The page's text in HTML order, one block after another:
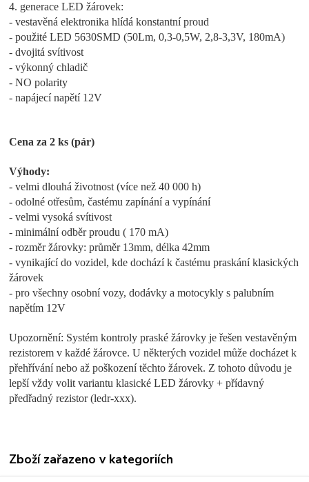
4. generace LED žárovek:
- vestavěná elektronika hlídá konstantní proud
- použité LED 5630SMD (50Lm, 0,3-0,5W, 2,8-3,3V, 180mA)
- dvojitá svítivost
- výkonný chladič
- NO polarity
- napájecí napětí 12V
Cena za 2 ks (pár)
Výhody:
- velmi dlouhá životnost (více než 40 000 h)
- odolné otřesům, častému zapínání a vypínání
- velmi vysoká svítivost
- minimální odběr proudu ( 170 mA)
- rozměr žárovky: průměr 13mm, délka 42mm
- vynikající do vozidel, kde dochází k častému praskání klasických
žárovek
- pro všechny osobní vozy, dodávky a motocykly s palubním
napětím 12V
Upozornění: Systém kontroly praské žárovky je řešen vestavěným
rezistorem v každé žárovce. U některých vozidel může docházet k
přehřívání nebo až poškození těchto žárovek. Z tohoto důvodu je
lepší vždy volit variantu klasické LED žárovky + přídavný
předřadný rezistor (ledr-xxx).
Zboží zařazeno v kategoriích